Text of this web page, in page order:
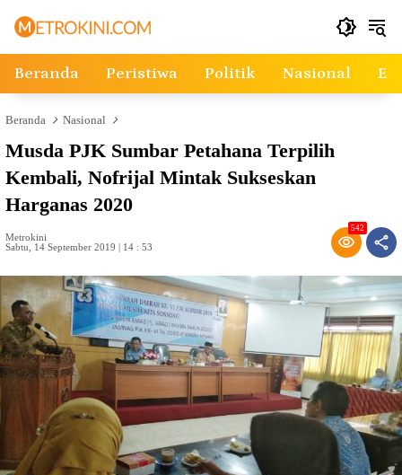
Beranda Peristiwa Politik Nasional
Beranda Nasional
Musda PJK Sumbar Petahana Terpilih
Kembali, Nofrijal Mintak Sukseskan
Harganas 2020
Metrokini
Sabtu, 14 September 2019 | 14 : 53
542